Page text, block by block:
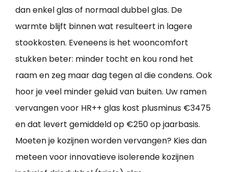
dan enkel glas of normaal dubbel glas. De
warmte blijft binnen wat resulteert in lagere
stookkosten. Eveneens is het wooncomfort
stukken beter: minder tocht en kou rond het
raam en zeg maar dag tegen al die condens. Ook
hoor je veel minder geluid van buiten. Uw ramen
vervangen voor HR++ glas kost plusminus €3475
en dat levert gemiddeld op €250 op jaarbasis.
Moeten je kozijnen worden vervangen? Kies dan
meteen voor innovatieve isolerende kozijnen